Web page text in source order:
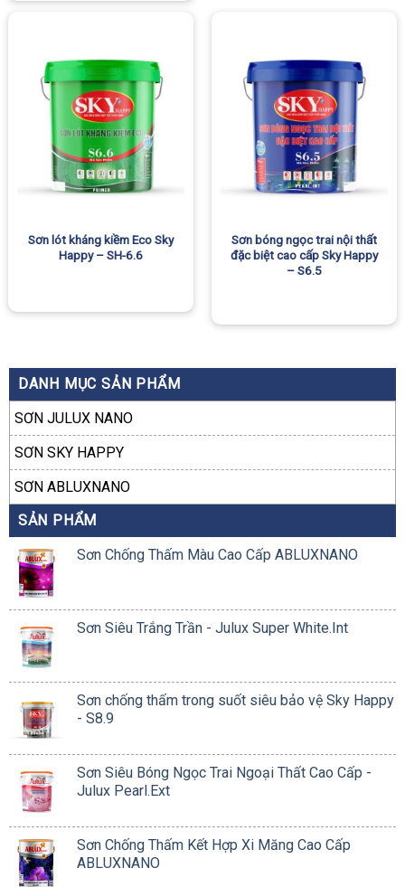
DANH MỤC SẢN PHẨM
SƠN JULUX NANO
SƠN SKY HAPPY
SƠN ABLUXNANO
SẢN PHẨM
Sơn Chống Thấm Màu Cao Cấp ABLUXNANO
Sơn Siêu Trắng Trần - Julux Super White.Int
Sơn chống thấm trong suốt siêu bảo vệ Sky Happy
- S8.9
Sơn Siêu Bóng Ngọc Trai Ngoại Thất Cao Cấp -
Julux Pearl.Ext
Sơn Chống Thấm Kết Hợp Xi Măng Cao Cấp
ABLUXNANO
Sơn lót kháng kiềm Eco Sky
Happy – SH-6.6
Sơn bóng ngọc trai nội thất
đặc biệt cao cấp Sky Happy
– S6.5